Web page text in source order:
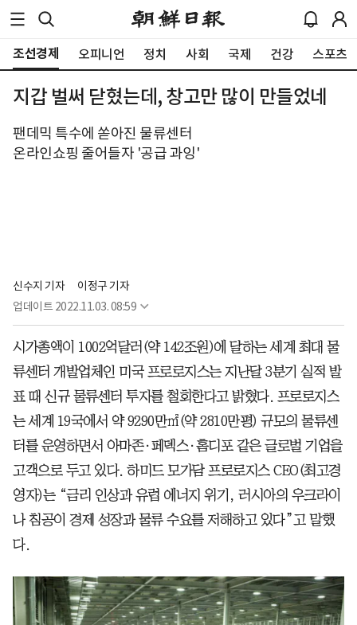
조선경제 오피니언 정치 사회 국제 건강 스포츠
지갑 벌써 닫혔는데, 창고만 많이 만들었네
팬데믹 특수에 쏟아진 물류센터
온라인쇼핑 줄어들자 '공급 과잉'
신수지 기자
이정구 기자
업데이트 2022.11.03. 08:59
시가총액이 1002억달러(약 142조원)에 달하는 세계 최대 물
류센터 개발업체인 미국 프로로지스는 지난달 3분기 실적 발
표 때 신규 물류센터 투자를 철회한다고 밝혔다. 프로로지스
는 세계 19국에서 약 9290만㎡(약 2810만평) 규모의 물류센
터를 운영하면서 아마존·페덱스·홈디포 같은 글로벌 기업을
고객으로 두고 있다. 하미드 모가담 프로로지스 CEO(최고경
영자)는 “금리 인상과 유럽 에너지 위기, 러시아의 우크라이
나 침공이 경제 성장과 물류 수요를 저해하고 있다”고 말했
다.